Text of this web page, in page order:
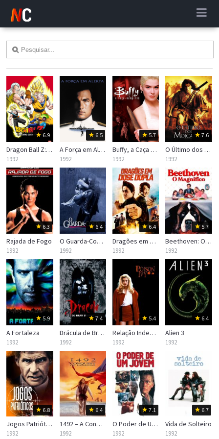
6.9
Dragon Ball Z: O Retorno dos Andróides
1992
6.5
A Força em Alerta
1992
5.7
Buffy, a Caça Vampiros
1992
7.6
O Último dos Moicanos
1992
6.3
Rajada de Fogo
1992
6.4
O Guarda-Costas
1992
6.4
Dragões em Dose Dupla
1992
5.7
Beethoven: O Magnífico
1992
5.9
A Fortaleza
1992
7.4
Drácula de Bram Stoker
1992
5.4
Relação Indecente
1992
6.4
Alien 3
1992
6.8
Jogos Patrióticos
1992
6.4
1492 – A Conquista do Paraíso
1992
7.1
O Poder de Um Jovem
1992
6.7
Vida de Solteiro
1992